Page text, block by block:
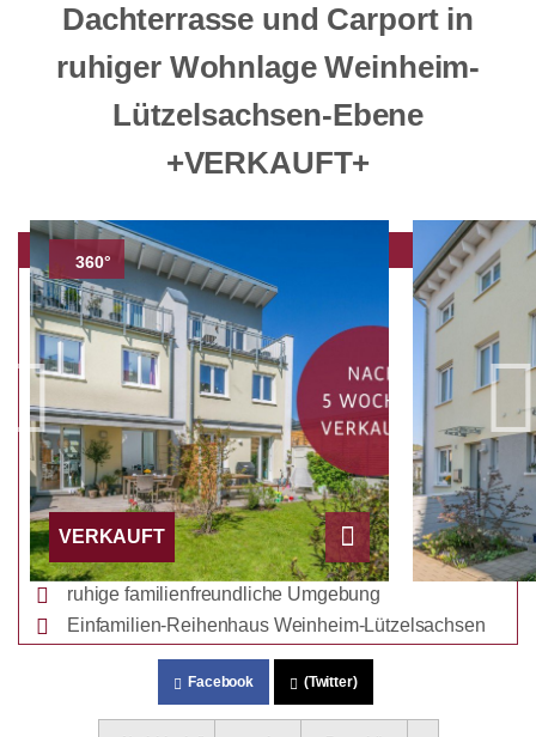
Dachterrasse und Carport in
ruhiger Wohnlage Weinheim-
Lützelsachsen-Ebene
+VERKAUFT+
VERKAUFT
360°
HIGHLIGHTS
ruhige familienfreundliche Umgebung
Einfamilien-Reihenhaus Weinheim-Lützelsachsen
Facebook (Twitter)